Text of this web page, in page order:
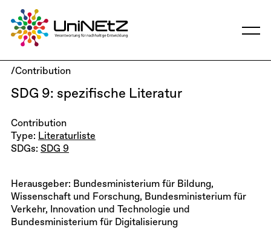
/Contribution
SDG 9: spezifische Literatur
Contribution
Type: Literaturliste
SDGs: SDG 9
Herausgeber: Bundesministerium für Bildung,
Wissenschaft und Forschung, Bundesministerium für
Verkehr, Innovation und Technologie und
Bundesministerium für Digitalisierung